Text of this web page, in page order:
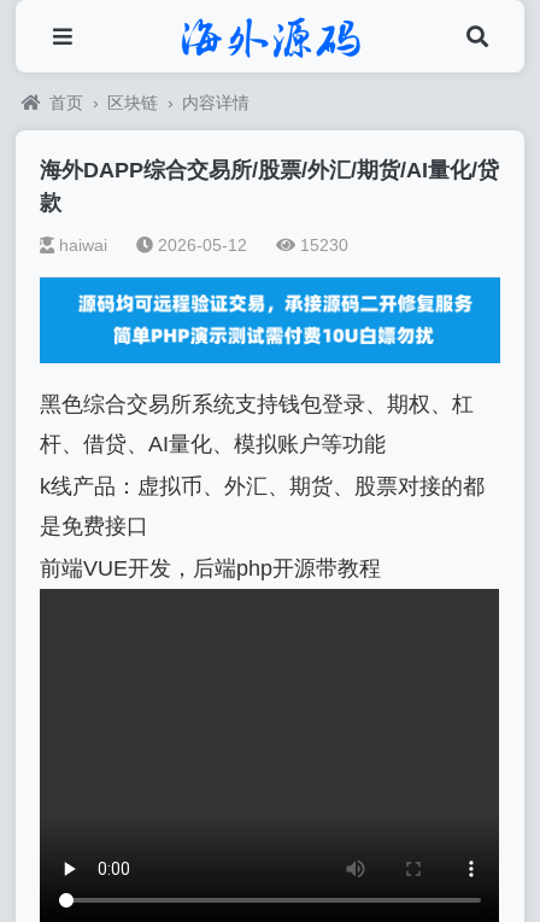
首页 › 区块链 › 内容详情
海外DAPP综合交易所/股票/外汇/期货/AI量化/贷
款
haiwai 2026-05-12 15230
黑色综合交易所系统支持钱包登录、期权、杠
杆、借贷、AI量化、模拟账户等功能
k线产品：虚拟币、外汇、期货、股票对接的都
是免费接口
前端VUE开发，后端php开源带教程